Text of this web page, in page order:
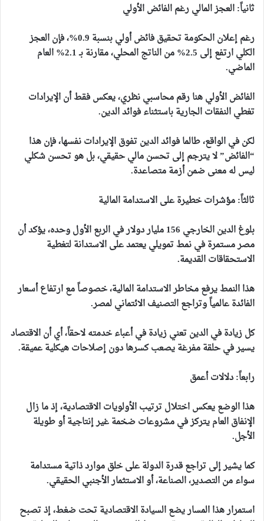
ثانياً: العجز المالي رغم الفائض الأولي
رغم إعلان الحكومة تحقيق فائض أولي بنسبة 0.9%، فإن العجز
الكلي ارتفع إلى 2.5% من الناتج المحلي، مقارنة بـ 2.1% العام
الماضي.
الفائض الأولي هنا رقم محاسبي نظري، يعكس فقط أن الإيرادات
تغطي النفقات الجارية باستثناء فوائد الدين.
لكن في الواقع، طالما فوائد الدين تفوق الإيرادات نفسها، فإن هذا
“الفائض” لا يترجم إلى تحسن مالي حقيقي، بل هو تحسن شكلي
ليس له معنى ضمن أزمة متصاعدة.
ثالثاً: مؤشرات خطيرة على الاستدامة المالية
بلوغ الدين الخارجي 156 مليار دولار في الربع الأول وحده، يؤكد أن
مصر مستمرة في نمط تمويلي يعتمد على الاستدانة لتغطية
الاستحقاقات القديمة.
هذا النمط يرفع مخاطر الاستدامة المالية، خصوصاً مع ارتفاع أسعار
الفائدة عالمياً وتراجع التصنيف الائتماني لمصر.
كل زيادة في الدين تعني زيادة في أعباء خدمته لاحقاً، أي أن الاقتصاد
يسير في حلقة مفرغة يصعب كسرها دون إصلاحات هيكلية عميقة.
رابعاً: دلالات أعمق
هذا الوضع يعكس اختلال ترتيب الأولويات الاقتصادية، إذ ما زال
الإنفاق العام يتركز في مشروعات ضخمة غير إنتاجية أو طويلة
الأجل.
كما يشير إلى تراجع قدرة الدولة على خلق موارد ذاتية مستدامة
سواء من التصدير، الصناعة، أو الاستثمار الأجنبي الحقيقي.
استمرار هذا المسار يضع السيادة الاقتصادية تحت ضغط، إذ تصبح